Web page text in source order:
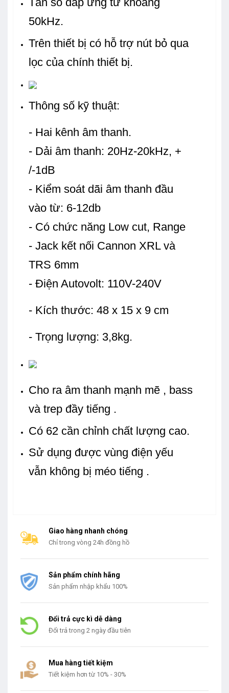
50kHz.
Trên thiết bị có hỗ trợ nút bỏ qua
lọc của chính thiết bị.
Thông số kỹ thuật:
- Hai kênh âm thanh.
- Dải âm thanh: 20Hz-20kHz, +
/-1dB
- Kiểm soát dãi âm thanh đầu
vào từ: 6-12db
- Có chức năng Low cut, Range
- Jack kết nối Cannon XRL và
TRS 6mm
- Điện Autovolt: 110V-240V
- Kích thước: 48 x 15 x 9 cm
- Trọng lượng: 3,8kg.
Cho ra âm thanh mạnh mẽ , bass
và trep đầy tiếng .
Có 62 cần chỉnh chất lượng cao.
Sử dụng được vùng điện yếu
vẫn không bị méo tiếng .
Giao hàng nhanh chóng
Chỉ trong vòng 24h đồng hồ
Sản phẩm chính hãng
Sản phẩm nhập khẩu 100%
Đổi trả cực kì dễ dàng
Đổi trả trong 2 ngày đầu tiên
Mua hàng tiết kiệm
Tiết kiệm hơn từ 10% - 30%